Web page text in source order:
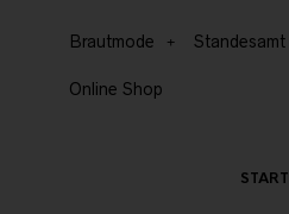
Brautmode Standesamt
Online Shop
START